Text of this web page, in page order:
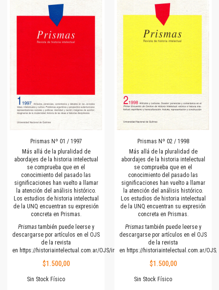
Prismas Nº 01 / 1997
Más allá de la pluralidad de
abordajes de la historia intelectual
se comprueba que en el
conocimiento del pasado las
significaciones han vuelto a llamar
la atención del análisis histórico.
Los estudios de historia intelectual
de la UNQ encuentran su expresión
concreta en Prismas.
Prismas también puede leerse y
descargarse por artículos en el OJS
de la revista
en https://historiaintelectual.com.ar/OJS/index.php/Prismas
$1.500,00
Sin Stock Físico
Prismas Nº 02 / 1998
Más allá de la pluralidad de
abordajes de la historia intelectual
se comprueba que en el
conocimiento del pasado las
significaciones han vuelto a llamar
la atención del análisis histórico.
Los estudios de historia intelectual
de la UNQ encuentran su expresión
concreta en Prismas.
Prismas también puede leerse y
descargarse por artículos en el OJS
de la revista
en https://historiaintelectual.com.ar/
$1.500,00
Sin Stock Físico